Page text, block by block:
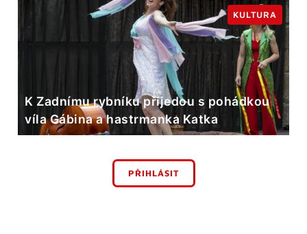
K Zadnímu rybníku přijedou s pohádkou
víla Gábina a hastrmanka Katka
KULTURA
PŘIHLÁSIT